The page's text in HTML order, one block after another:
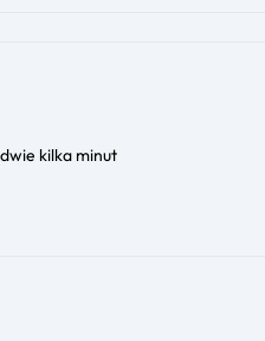
kilka minut